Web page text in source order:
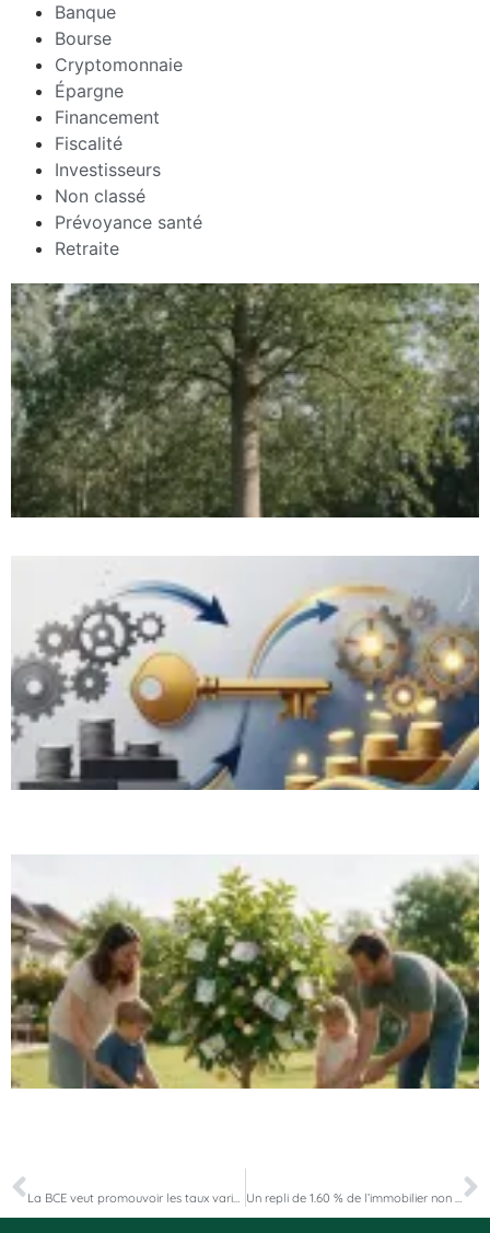
Banque
Bourse
Cryptomonnaie
Épargne
Financement
Fiscalité
Investisseurs
Non classé
Prévoyance santé
Retraite
La BCE veut promouvoir les taux variables en France Un repli de 1.60 % de l’immobilier non coté européen